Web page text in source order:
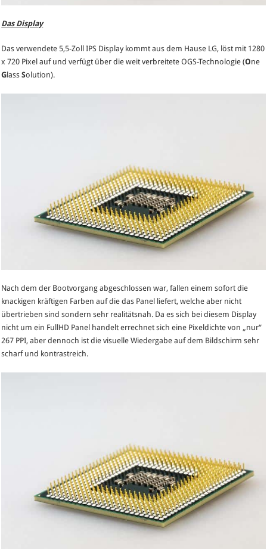
Das Display
Das verwendete 5,5-Zoll IPS Display kommt aus dem Hause LG, löst mit 1280
x 720 Pixel auf und verfügt über die weit verbreitete OGS-Technologie (One
G lassSolution).
Nach dem der Bootvorgang abgeschlossen war, fallen einem sofort die
knackigen kräftigen Farben auf die das Panel liefert, welche aber nicht
übertrieben sind sondern sehr realitätsnah. Da es sich bei diesem Display
nicht um ein FullHD Panel handelt errechnet sich eine Pixeldichte von „nur“
267 PPI, aber dennoch ist die visuelle Wiedergabe auf dem Bildschirm sehr
scharf und kontrastreich.